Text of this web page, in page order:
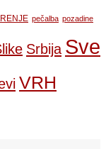
pečalba pozadine
Srbija Sve
VRH